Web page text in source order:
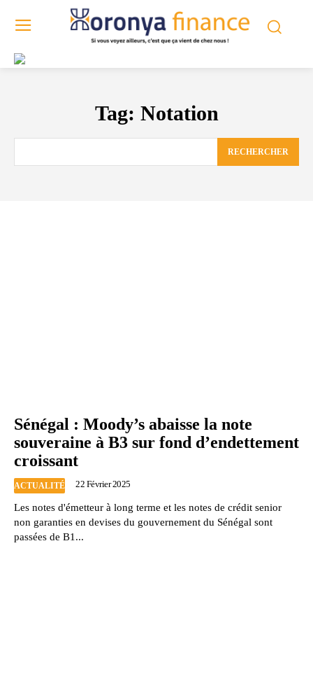
Tag: Notation
RECHERCHER
Sénégal : Moody’s abaisse la note
souveraine à B3 sur fond d’endettement
croissant
ACTUALITÉ 22 Février 2025
Les notes d'émetteur à long terme et les notes de crédit senior
non garanties en devises du gouvernement du Sénégal sont
passées de B1...